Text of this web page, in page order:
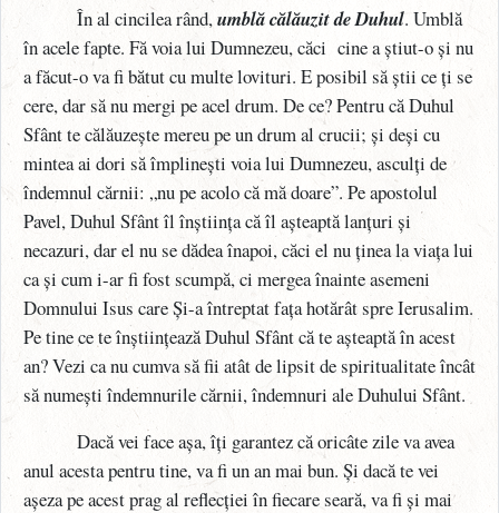
În al cincilea rând, umblă călăuzit de Duhul. Umblă
în acele fapte. Fă voia lui Dumnezeu, căci cine a știut-o și nu
a făcut-o va fi bătut cu multe lovituri. E posibil să știi ce ți se
cere, dar să nu mergi pe acel drum. De ce? Pentru că Duhul
Sfânt te călăuzește mereu pe un drum al crucii; și deși cu
mintea ai dori să împlinești voia lui Dumnezeu, asculți de
îndemnul cărnii: „nu pe acolo că mă doare”. Pe apostolul
Pavel, Duhul Sfânt îl înștiința că îl așteaptă lanțuri și
necazuri, dar el nu se dădea înapoi, căci el nu ținea la viața lui
ca și cum i-ar fi fost scumpă, ci mergea înainte asemeni
Domnului Isus care Și-a întreptat fața hotărât spre Ierusalim.
Pe tine ce te înștiințează Duhul Sfânt că te așteaptă în acest
an? Vezi ca nu cumva să fii atât de lipsit de spiritualitate încât
să numești îndemnurile cărnii, îndemnuri ale Duhului Sfânt.
Dacă vei face așa, îți garantez că oricâte zile va avea
anul acesta pentru tine, va fi un an mai bun. Și dacă te vei
așeza pe acest prag al reflecției în fiecare seară, va fi și mai